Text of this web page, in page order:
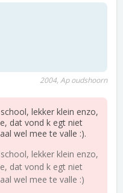
2004, Ap oudshoorn
lekker klein enzo,
dat vond k egt niet
wel mee te valle :).
lekker klein enzo,
dat vond k egt niet
wel mee te valle :)